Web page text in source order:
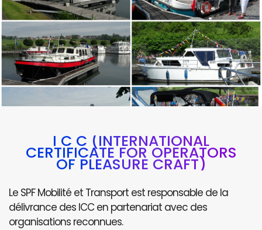
I C C (INTERNATIONAL
CERTIFICATE FOR OPERATORS
OF PLEASURE CRAFT)
Le SPF Mobilité et Transport est responsable de la
délivrance des ICC en partenariat avec des
organisations reconnues.